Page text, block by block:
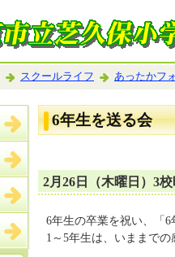
スクールライフ あったかフ
6年生を送る会
2月26日（木曜日）3
6年生の卒業を祝い、「
1～5年生は、いままで